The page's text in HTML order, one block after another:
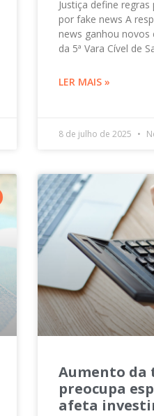
Justiça define
por fake news A
news ganhou
da 5ª Vara Cível de
LER MAIS »
8 de julho de 2025
Aumento
preocupa
afeta